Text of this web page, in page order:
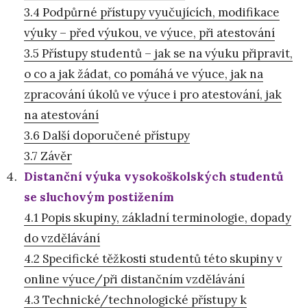
3.4 Podpůrné přístupy vyučujících, modifikace
výuky – před výukou, ve výuce, při atestování
3.5 Přístupy studentů – jak se na výuku připravit,
o co a jak žádat, co pomáhá ve výuce, jak na
zpracování úkolů ve výuce i pro atestování, jak
na atestování
3.6 Další doporučené přístupy
3.7 Závěr
Distanční výuka vysokoškolských studentů
se sluchovým postižením
4.1 Popis skupiny, základní terminologie, dopady
do vzdělávání
4.2 Specifické těžkosti studentů této skupiny v
online výuce/při distančním vzdělávání
4.3 Technické/technologické přístupy k